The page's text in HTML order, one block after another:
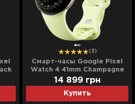
(3)
Смарт-часы Google Pixel
Watch 4 41mm Champagne
Gold Aluminum Case /
Lemongrass Active Band
Купить
14 899 грн